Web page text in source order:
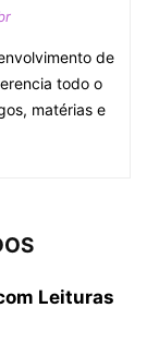
de
todo o
matérias e
Leituras